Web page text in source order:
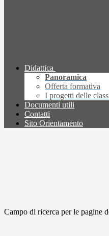
Didattica
Panoramica
Offerta formativa
I progetti delle
Documenti utili
Contatti
Sito Orientamento
Campo di ricerca per le pagine